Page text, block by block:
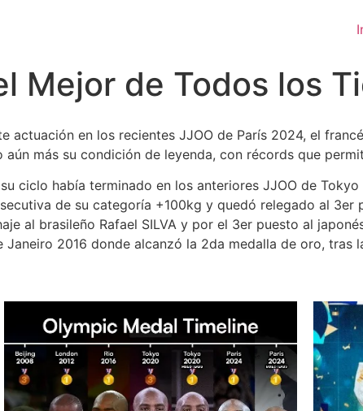
Mejor de Todos los
en los recientes JJOO de París 2024, el
más su condición de leyenda, con récords que
había terminado en los anteriores JJOO de Tokyo
de su categoría +100kg y quedó relegado al
al brasileño Rafael SILVA y por el 3er puesto al
2016 donde alcanzó la 2da medalla de oro, tras